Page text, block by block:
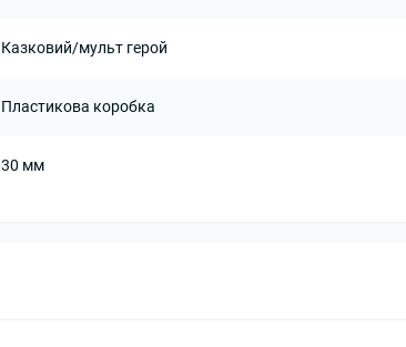
Казковий/мульт герой
Пластикова коробка
30 мм